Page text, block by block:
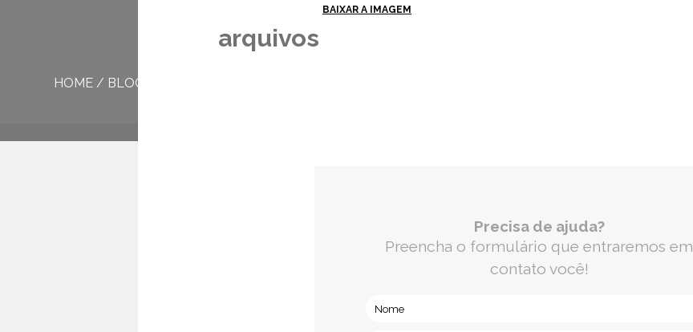
HOME / BLOG
arquivos
BAIXAR A IMAGEM
Precisa de ajuda?
Preencha o formulário que entraremos em
contato você!